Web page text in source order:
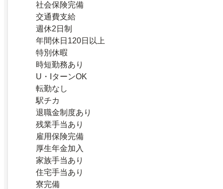
社会保険完備
交通費支給
週休2日制
年間休日120日以上
特別休暇
時短勤務あり
U・IターンOK
転勤なし
駅チカ
退職金制度あり
残業手当あり
雇用保険完備
厚生年金加入
家族手当あり
住宅手当あり
寮完備